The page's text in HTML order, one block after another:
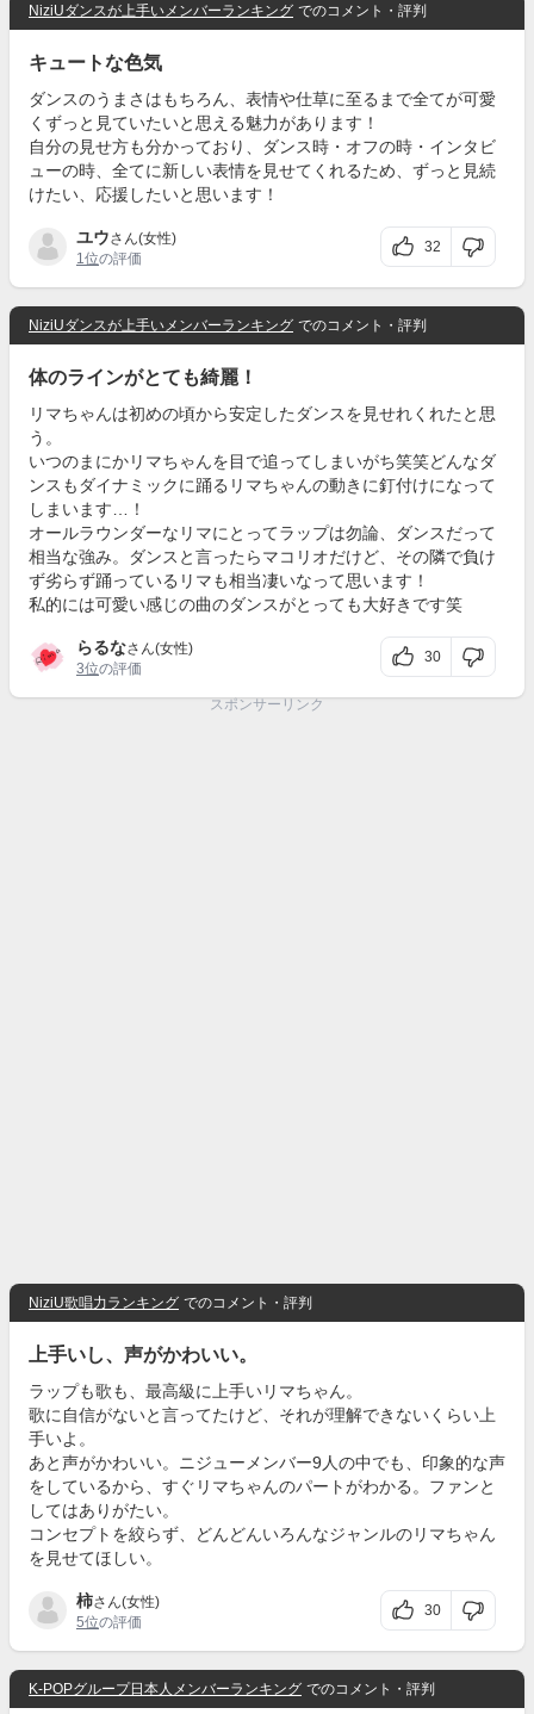
NiziUダンスが上手いメンバーランキング でのコメント・評判
キュートな色気
ダンスのうまさはもちろん、表情や仕草に至るまで全てが可愛
くずっと見ていたいと思える魅力があります！
自分の見せ方も分かっており、ダンス時・オフの時・インタビ
ューの時、全てに新しい表情を見せてくれるため、ずっと見続
けたい、応援したいと思います！
ユウさん(女性)
1位の評価
32
NiziUダンスが上手いメンバーランキング でのコメント・評判
体のラインがとても綺麗！
リマちゃんは初めの頃から安定したダンスを見せれくれたと思
う。
いつのまにかリマちゃんを目で追ってしまいがち笑笑どんなダ
ンスもダイナミックに踊るリマちゃんの動きに釘付けになって
しまいます…！
オールラウンダーなリマにとってラップは勿論、ダンスだって
相当な強み。ダンスと言ったらマコリオだけど、その隣で負け
ず劣らず踊っているリマも相当凄いなって思います！
私的には可愛い感じの曲のダンスがとっても大好きです笑
らるなさん(女性)
3位の評価
30
スポンサーリンク
NiziU歌唱力ランキング でのコメント・評判
上手いし、声がかわいい。
ラップも歌も、最高級に上手いリマちゃん。
歌に自信がないと言ってたけど、それが理解できないくらい上
手いよ。
あと声がかわいい。ニジューメンバー9人の中でも、印象的な声
をしているから、すぐリマちゃんのパートがわかる。ファンと
してはありがたい。
コンセプトを絞らず、どんどんいろんなジャンルのリマちゃん
を見せてほしい。
柿さん(女性)
5位の評価
30
K-POPグループ日本人メンバーランキング でのコメント・評判